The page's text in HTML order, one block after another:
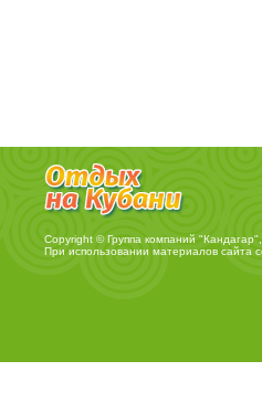
Copyright © Группа компаний
При использовании материалов сайта